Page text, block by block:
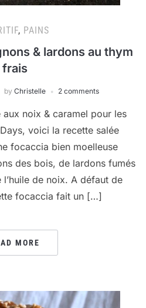
, PAINS
& lardons au thym
frais
by Christelle 2 comments
noix & caramel pour les
voici la recette salée
focaccia bien moelleuse
des bois, de lardons fumés
de noix. A défaut de
focaccia fait un […]
MORE